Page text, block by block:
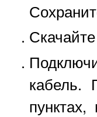
Скачайте
кабель.